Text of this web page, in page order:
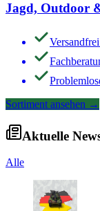
Jagd, Outdoor
Sortiment ansehen →
Aktuelle
Alle